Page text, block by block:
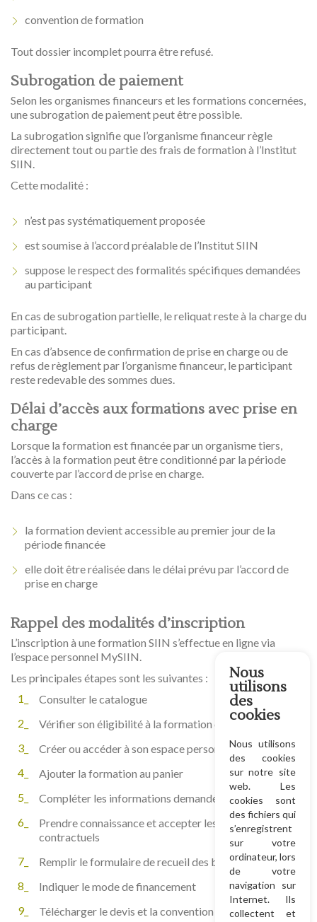
convention de formation
Tout dossier incomplet pourra être refusé.
Subrogation de paiement
Selon les organismes financeurs et les formations concernées,
une subrogation de paiement peut être possible.
La subrogation signifie que l’organisme financeur règle
directement tout ou partie des frais de formation à l’Institut
SIIN.
Cette modalité :
n’est pas systématiquement proposée
est soumise à l’accord préalable de l’Institut SIIN
suppose le respect des formalités spécifiques demandées
au participant
En cas de subrogation partielle, le reliquat reste à la charge du
participant.
En cas d’absence de confirmation de prise en charge ou de
refus de règlement par l’organisme financeur, le participant
reste redevable des sommes dues.
Délai d’accès aux formations avec prise en
charge
Lorsque la formation est financée par un organisme tiers,
l’accès à la formation peut être conditionné par la période
couverte par l’accord de prise en charge.
Dans ce cas :
la formation devient accessible au premier jour de la
période financée
elle doit être réalisée dans le délai prévu par l’accord de
prise en charge
Rappel des modalités d’inscription
L’inscription à une formation SIIN s’effectue en ligne via
l’espace personnel MySIIN.
Les principales étapes sont les suivantes :
Consulter le catalogue
Vérifier son éligibilité à la formation choisie
Créer ou accéder à son espace personnel MySIIN
Ajouter la formation au panier
Compléter les informations demandées
Prendre connaissance et accepter les documents
contractuels
Remplir le formulaire de recueil des besoins
Indiquer le mode de financement
Télécharger le devis et la convention de formation
Nous
utilisons
des
cookies
Nous utilisons
des cookies
sur notre site
web. Les
cookies sont
des fichiers qui
s’enregistrent
sur votre
ordinateur, lors
de votre
navigation sur
Internet. Ils
collectent et